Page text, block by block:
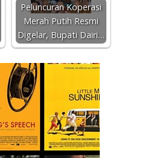
Peluncuran Koperasi
Merah Putih Resmi
Digelar, Bupati Dairi…